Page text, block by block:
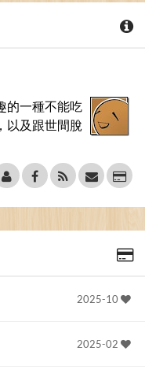
的一種不能吃
以及跟世間脫
2025-10
2025-02